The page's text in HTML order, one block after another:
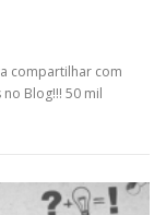
compartilhar com
Blog!!! 50 mil